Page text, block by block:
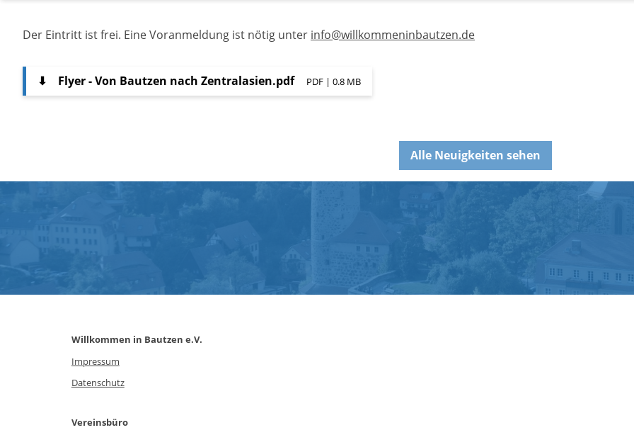
Der Eintritt ist frei. Eine Voranmeldung ist nötig unter info@willkommeninbautzen.de
⬇ Flyer - Von Bautzen nach Zentralasien.pdf PDF | 0.8 MB
Alle Neuigkeiten sehen
Willkommen in Bautzen e.V.
Impressum
Datenschutz
Vereinsbüro